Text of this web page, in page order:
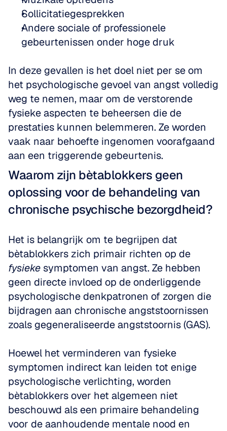
Sollicitatiegesprekken
Andere sociale of professionele
gebeurtenissen onder hoge druk
In deze gevallen is het doel niet per se om
het psychologische gevoel van angst volledig
weg te nemen, maar om de verstorende
fysieke aspecten te beheersen die de
prestaties kunnen belemmeren. Ze worden
vaak naar behoefte ingenomen voorafgaand
aan een triggerende gebeurtenis.
Waarom zijn bètablokkers geen
oplossing voor de behandeling van
chronische psychische bezorgdheid?
Het is belangrijk om te begrijpen dat
fysieke symptomen van angst. Ze hebben
geen directe invloed op de onderliggende
psychologische denkpatronen of zorgen die
bijdragen aan chronische angststoornissen
zoals gegeneraliseerde angststoornis (GAS).
Hoewel het verminderen van fysieke
symptomen indirect kan leiden tot enige
psychologische verlichting, worden
bètablokkers over het algemeen niet
beschouwd als een primaire behandeling
voor de aanhoudende mentale nood en